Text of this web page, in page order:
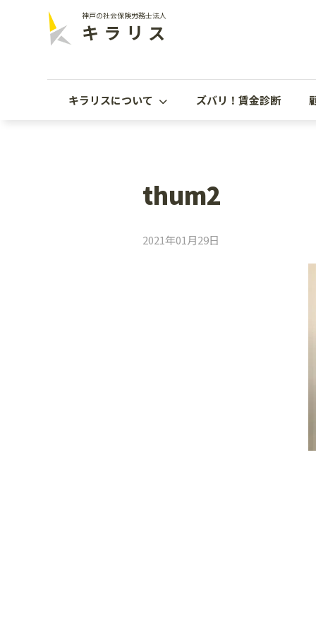
神戸の社会保険労務士法人
キラリス
キラリスについて ズバリ！賃金診断
thum2
2021年01月29日